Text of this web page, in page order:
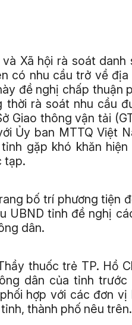
Xã hội rà soát
có nhu cầu trở về địa
đề nghị chấp thuận
rà soát nhu cầu
Giao thông vận tải
Ủy ban MTTQ Việt
gặp khó khăn
tạp.
bố trí phương tiện
UBND tỉnh đề nghị
dân.
thuốc trẻ TP. Hồ
dân của tỉnh
hợp với các đơn vị
thành phố nêu